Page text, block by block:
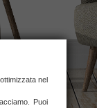
nel
Puoi